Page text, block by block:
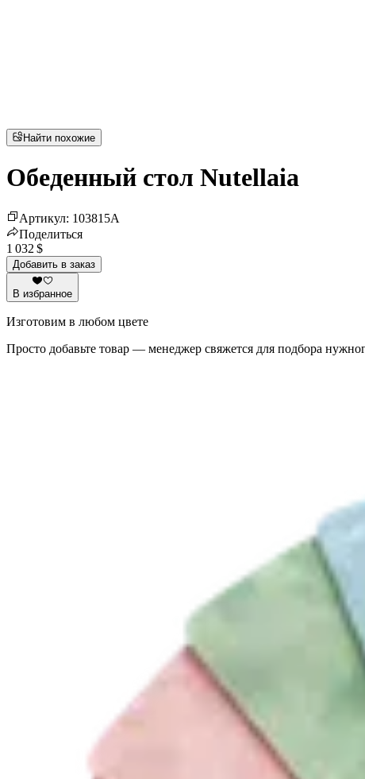
Найти похожие
Обеденный стол Nutellaia
Артикул: 103815A
Поделиться
1 032 $
Добавить в заказ
В избранное
Изготовим в любом цвете
Просто добавьте товар — менеджер свяжется для подбора